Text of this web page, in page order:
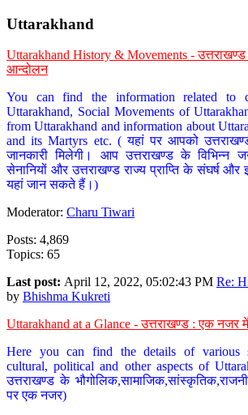
Uttarakhand
Uttarakhand History & Movements -
आन्दोलन
You can find the information related to
Uttarakhand, Social Movements of
from Uttarakhand and information about
and its Martyrs etc. ( यहां पर आपको
जानकारी मिलेगी। आप उत्तराखण्ड के विभिन्न
सेनानियों और उत्तराखण्ड राज्य प्राप्ति के संघर्ष और
यहां जान सकते हैं।)
Moderator: Charu Tiwari
Posts: 4,869
Topics: 65
Last post: April 12, 2022, 05:02:43 PM Re:
by Bhishma Kukreti
Uttarakhand at a Glance - उत्तराखण्ड : एक नजर में
Here you can find the details of various
cultural, political and other aspects of
उत्तराखण्ड के
पर एक नजर)